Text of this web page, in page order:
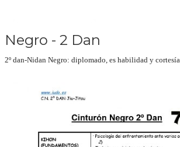
Negro - 2 Dan
2º dan-Nidan Negro: diplomado, es habilidad y cortesía.